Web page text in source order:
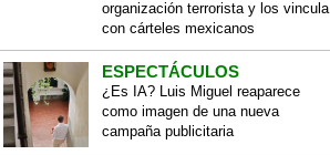
organización terrorista y los vincula
con cárteles mexicanos
ESPECTÁCULOS
¿Es IA? Luis Miguel reaparece
como imagen de una nueva
campaña publicitaria